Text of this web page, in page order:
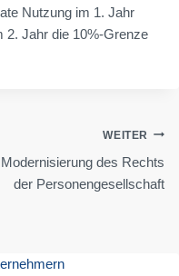
Nutzung im 1. Jahr
2. Jahr die 10%-Grenze
WEITER
Modernisierung des Rechts
der Personengesellschaft